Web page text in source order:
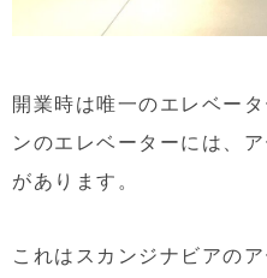
開業時は唯一のエレベー
ンのエレベーターには、
があります。
これはスカンジナビアの